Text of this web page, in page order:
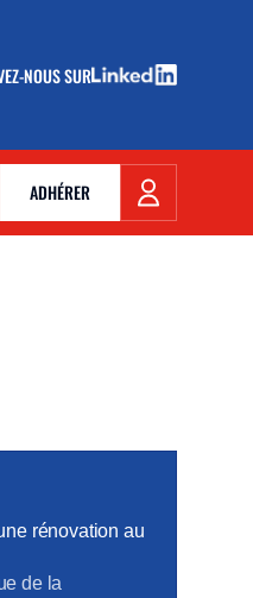
NOUS SUR
FENÊTRE)
FENÊTRE)
ADHÉRER
rénovation au
de la